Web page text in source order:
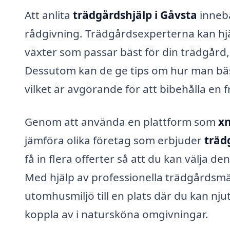
Att anlita trädgårdshjälp i Gåvsta
rådgivning. Trädgårdsexperterna kan
växter som passar bäst för din
Dessutom kan de ge tips om hur man
vilket är avgörande för att bibehålla en
Genom att använda en plattform som
jämföra olika företag som erbjuder
få in flera offerter så att du kan välja
Med hjälp av professionella
utomhusmiljö till en plats där du kan
koppla av i natursköna omgivningar.